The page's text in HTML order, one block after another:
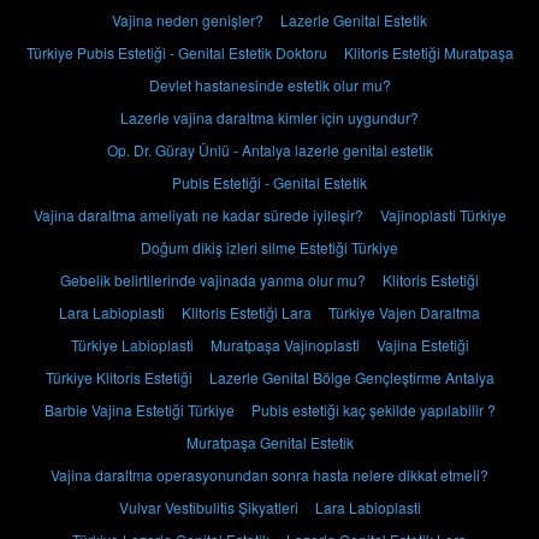
Vajina neden genişler?
Lazerle Genital Estetik
Türkiye Pubis Estetiği - Genital Estetik Doktoru
Klitoris Estetiği Muratpaşa
Devlet hastanesinde estetik olur mu?
Lazerle vajina daraltma kimler için uygundur?
Op. Dr. Güray Ünlü - Antalya lazerle genital estetik
Pubis Estetiği - Genital Estetik
Vajina daraltma ameliyatı ne kadar sürede iyileşir?
Vajinoplasti Türkiye
Doğum dikiş izleri silme Estetiği Türkiye
Gebelik belirtilerinde vajinada yanma olur mu?
Klitoris Estetiği
Lara Labioplasti
Klitoris Estetiği Lara
Türkiye Vajen Daraltma
Türkiye Labioplasti
Muratpaşa Vajinoplasti
Vajina Estetiği
Türkiye Klitoris Estetiği
Lazerle Genital Bölge Gençleştirme Antalya
Barbie Vajina Estetiği Türkiye
Pubis estetiği kaç şekilde yapılabilir ?
Muratpaşa Genital Estetik
Vajina daraltma operasyonundan sonra hasta nelere dikkat etmeli?
Vulvar Vestibulitis Şikyatleri
Lara Labioplasti